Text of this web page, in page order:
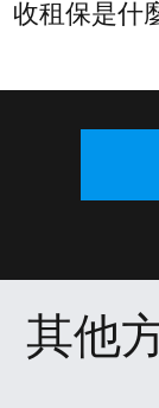
其他
免
收租保是什